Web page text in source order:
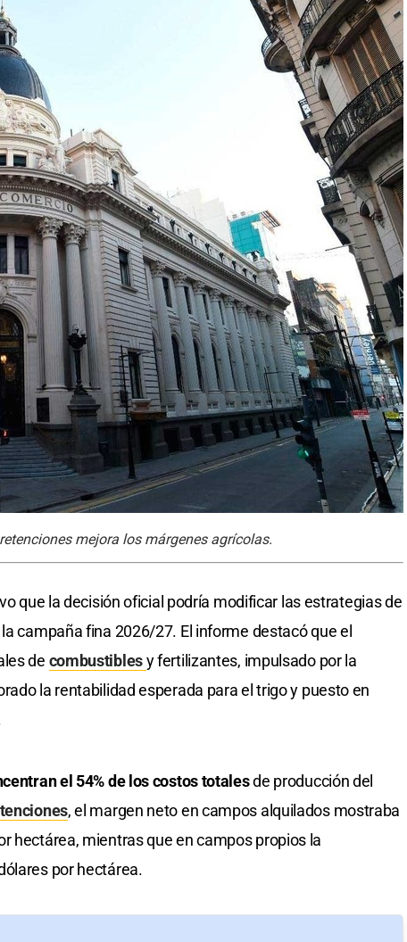
mejora los márgenes agrícolas.
que la decisión oficial podría modificar las estrategias de
campaña fina 2026/27. El informe destacó que el
de combustiblesy fertilizantes, impulsado por la
la rentabilidad esperada para el trigo y puesto en
el 54% de los costos totalesde producción del
, el margen neto en campos alquilados mostraba
hectárea, mientras que en campos propios la
por hectárea.